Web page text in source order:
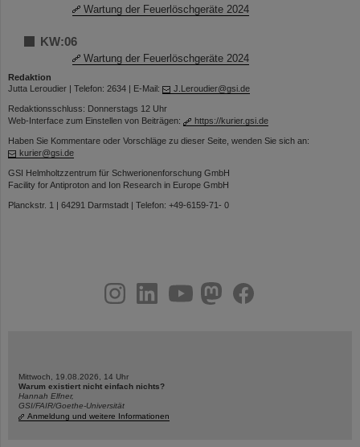
Wartung der Feuerlöschgeräte 2024
KW:06
Wartung der Feuerlöschgeräte 2024
Redaktion
Jutta Leroudier | Telefon: 2634 | E-Mail:
J.Leroudier@gsi.de
Redaktionsschluss: Donnerstags 12 Uhr
Web-Interface zum Einstellen von Beiträgen:
https://kurier.gsi.de
Haben Sie Kommentare oder Vorschläge zu dieser Seite, wenden Sie sich an:
kurier@gsi.de
GSI Helmholtzzentrum für Schwerionenforschung GmbH
Facility for Antiproton and Ion Research in Europe GmbH
Planckstr. 1 | 64291 Darmstadt | Telefon: +49-6159-71- 0
youtubehelmholtz.socialfacebook
Mittwoch, 19.08.2026, 14 Uhr
Warum existiert nicht einfach nichts?
Hannah Elfner,
GSI/FAIR/Goethe-Universität
Anmeldung und weitere Informationen